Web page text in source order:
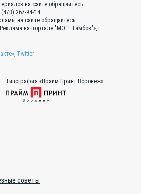
на сайте обращайтесь:
267-94-14
на сайте обращайтесь:
на портале "МОЁ! Тамбов"»,
, Twitter
Типография «Прайм Принт Воронеж»
советы